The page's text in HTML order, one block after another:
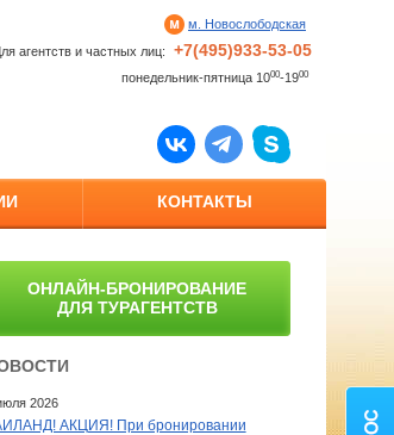
м. Новослободская
агентств и частных лиц:
+7(495)933-53-05
понедельник-пятница 1000-1900
КОНТАКТЫ
ОНЛАЙН-БРОНИРОВАНИЕ
ДЛЯ ТУРАГЕНТСТВ
2026
АКЦИЯ! При бронировании